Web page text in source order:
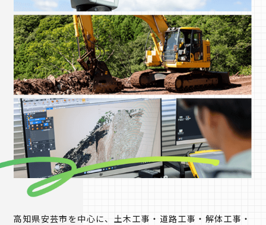
高知県安芸市を中心に、土木工事・道路工事・解体工事・